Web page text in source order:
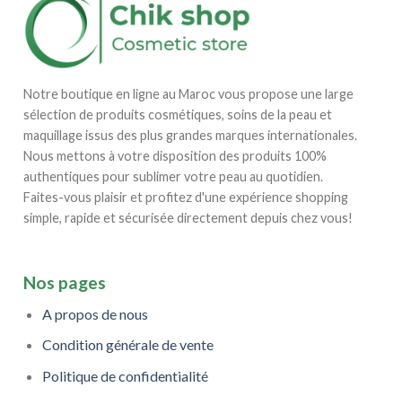
Notre boutique en ligne au Maroc vous propose une large
sélection de produits cosmétiques, soins de la peau et
maquillage issus des plus grandes marques internationales.
Nous mettons à votre disposition des produits 100%
authentiques pour sublimer votre peau au quotidien.
Faites-vous plaisir et profitez d'une expérience shopping
simple, rapide et sécurisée directement depuis chez vous!
Nos pages
A propos de nous
Condition générale de vente
Politique de confidentialité